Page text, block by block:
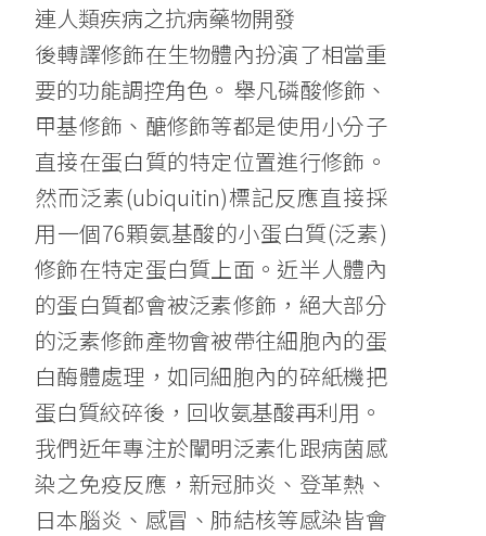
連人類疾病之抗病藥物開發
後轉譯修飾在生物體內扮演了相當重
要的功能調控角色。 舉凡磷酸修飾、
甲基修飾、醣修飾等都是使用小分子
直接在蛋白質的特定位置進行修飾。
然而泛素(ubiquitin)標記反應直接採
用一個76顆氨基酸的小蛋白質(泛素)
修飾在特定蛋白質上面。近半人體內
的蛋白質都會被泛素修飾，絕大部分
的泛素修飾產物會被帶往細胞內的蛋
白酶體處理，如同細胞內的碎紙機把
蛋白質絞碎後，回收氨基酸再利用。
我們近年專注於闡明泛素化跟病菌感
染之免疫反應，新冠肺炎、登革熱、
日本腦炎、感冒、肺結核等感染皆會